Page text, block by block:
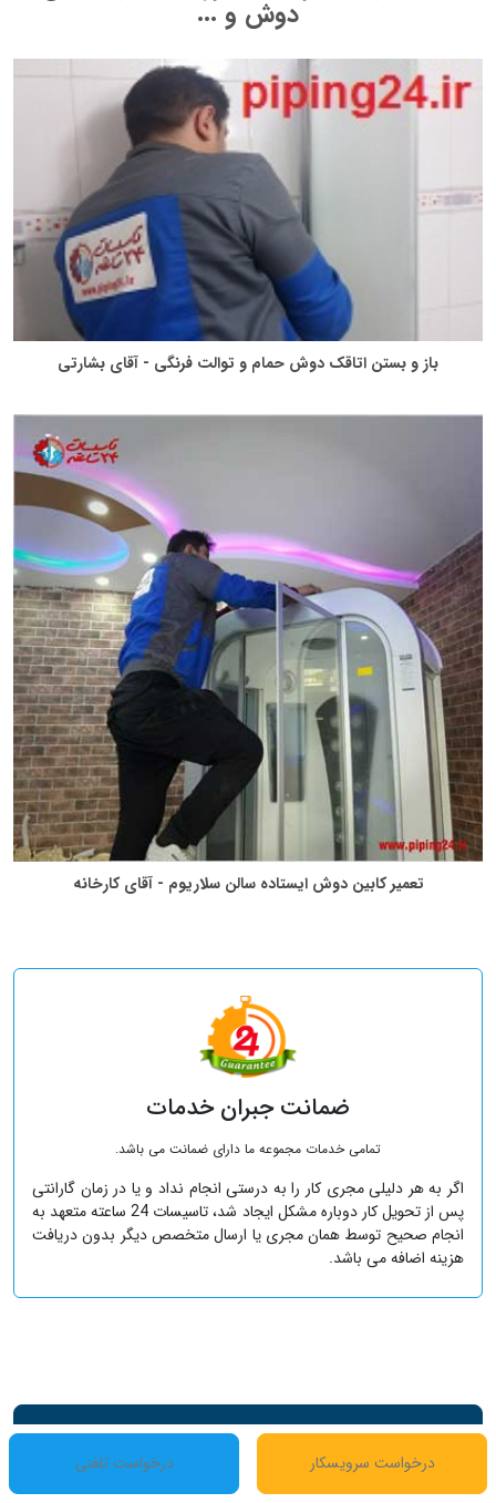
دوش و ...
باز و بستن اتاقک دوش حمام و توالت فرنگی - آقای بشارتی
تعمیر کابین دوش ایستاده سالن سلاریوم - آقای کارخانه
ضمانت جبران خدمات
تمامی خدمات مجموعه ما دارای ضمانت می باشد.
اگر به هر دلیلی مجری کار را به درستی انجام نداد و یا در زمان گارانتی
پس از تحویل کار دوباره مشکل ایجاد شد، تاسیسات 24 ساعته متعهد به
انجام صحیح توسط همان مجری یا ارسال متخصص دیگر بدون دریافت
هزینه اضافه می باشد.
هزینه خدمات حمام و جکوزی خانگی
درخواست سرویسکار درخواست تلفنی